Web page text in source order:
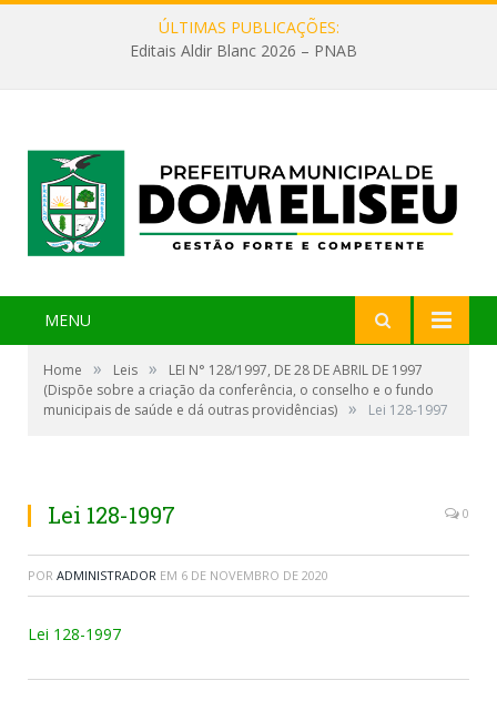
ÚLTIMAS PUBLICAÇÕES:
Editais Aldir Blanc 2026 – PNAB
MENU
Home » Leis »
LEI N° 128/1997, DE 28 DE ABRIL DE 1997
(Dispõe sobre a criação da conferência, o conselho e o fundo
municipais de saúde e dá outras providências) » Lei 128-1997
Lei 128-1997 0
POR ADMINISTRADOR EM 6 DE NOVEMBRO DE 2020
Lei 128-1997